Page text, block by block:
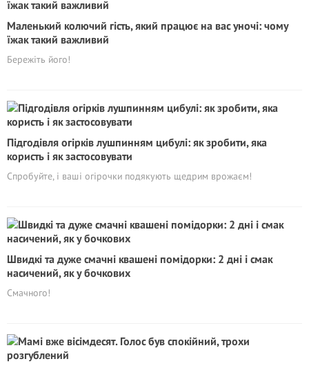
Маленький колючий гість, який працює на вас уночі: чому
їжак такий важливий
Бережіть його!
Підгодівля огірків лушпинням цибулі: як зробити, яка
користь і як застосовувати
Спробуйте, і ваші огірочки подякують щедрим врожаєм!
Швидкі та дуже смачні квашені помідорки: 2 дні і смак
насичений, як у бочкових
Смачного!